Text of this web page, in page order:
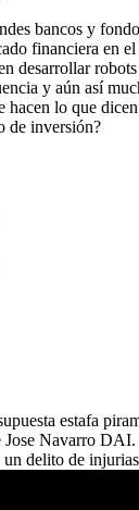
bancos y
financiera en
desarrollar
y aún así
hacen lo que
de inversión?
estafa
Jose Navarro
delito de